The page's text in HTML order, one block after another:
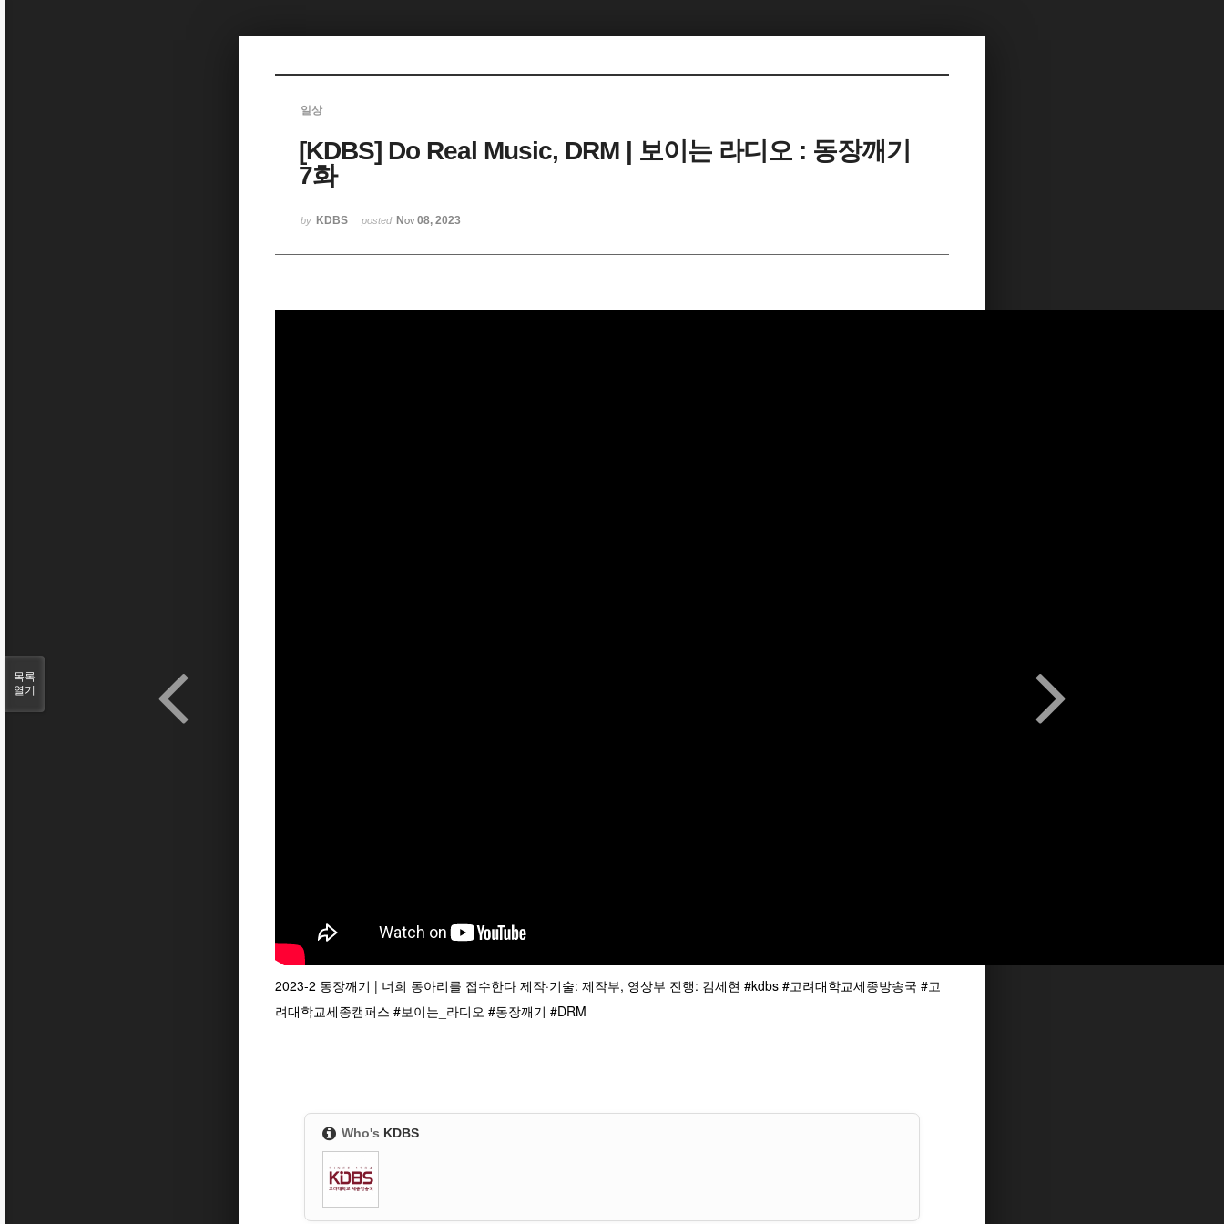
일상
[KDBS] Do Real Music, DRM | 보이는 라디오 : 동장깨기
7화
by KDBS posted Nov 08, 2023
2023-2 동장깨기 | 너희 동아리를 접수한다 제작·기술: 제작부, 영상부 진행: 김세현 #kdbs #고려대학교세종방송국 #고
려대학교세종캠퍼스 #보이는_라디오 #동장깨기 #DRM
Who's KDBS
목록
열기
Sketchbook5, 스케치북5
Sketchbook5, 스케치북5